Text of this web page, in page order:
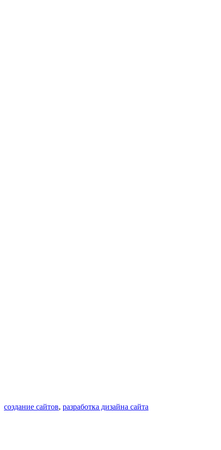
создание сайтов, разработка дизайна сайта